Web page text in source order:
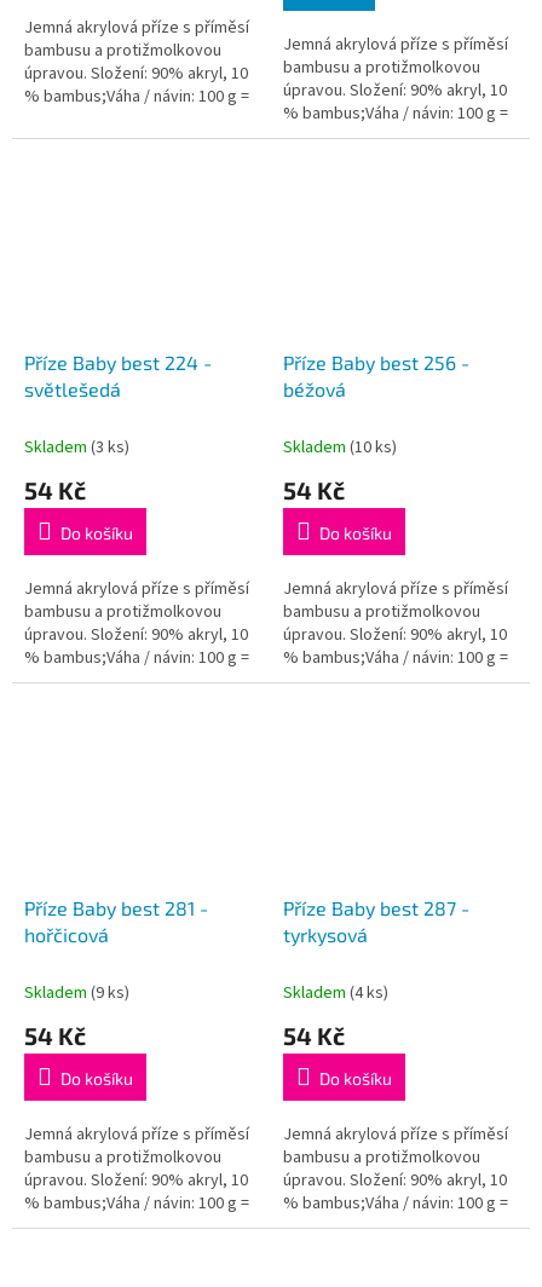
5
hvězdiček.
Jemná akrylová příze s příměsí
bambusu a protižmolkovou
úpravou. Složení: 90% akryl, 10
% bambus;Váha / návin: 100 g =
jehlic / háčku: 4 - 5...
Jemná akrylová příze s příměsí
bambusu a protižmolkovou
úpravou. Složení: 90% akryl, 10
% bambus;Váha / návin: 100 g =
240 m;Doporučená velikost
Příze Baby best 224 -
světlešedá
Skladem (3 ks)
54 Kč
Do košíku
Jemná akrylová příze s příměsí
bambusu a protižmolkovou
úpravou. Složení: 90% akryl, 10
% bambus;Váha / návin: 100 g =
240 m;Doporučená velikost
Příze Baby best 256 -
béžová
Skladem (10 ks)
54 Kč
Do košíku
Jemná akrylová příze s příměsí
bambusu a protižmolkovou
úpravou. Složení: 90% akryl, 10
% bambus;Váha / návin: 100 g =
240 m;Doporučená velikost
Příze Baby best 281 -
hořčicová
Skladem (9 ks)
54 Kč
Do košíku
Jemná akrylová příze s příměsí
bambusu a protižmolkovou
úpravou. Složení: 90% akryl, 10
% bambus;Váha / návin: 100 g =
240 m;Doporučená velikost
Příze Baby best 287 -
tyrkysová
Skladem (4 ks)
54 Kč
Do košíku
Jemná akrylová příze s příměsí
bambusu a protižmolkovou
úpravou. Složení: 90% akryl, 10
% bambus;Váha / návin: 100 g =
240 m;Doporučená velikost